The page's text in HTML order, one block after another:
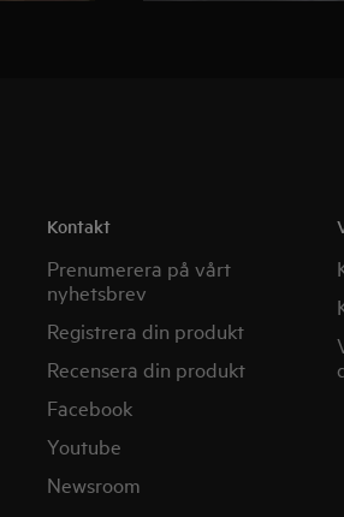
Kontakt
Prenumerera på vårt
nyhetsbrev
Registrera din produkt
Recensera din produkt
Facebook
Youtube
Newsroom